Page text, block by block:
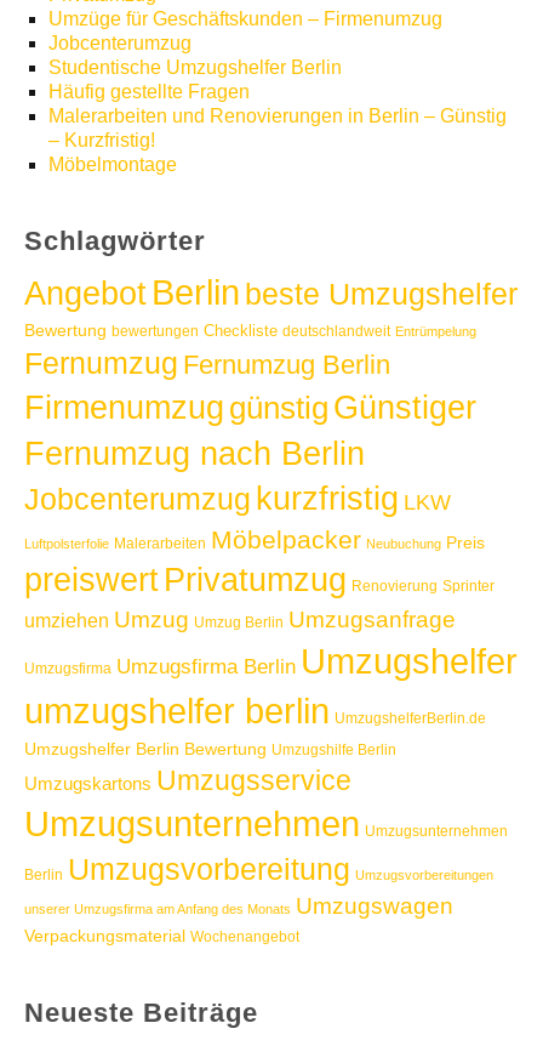
Umzüge für Geschäftskunden – Firmenumzug
Jobcenterumzug
Studentische Umzugshelfer Berlin
Häufig gestellte Fragen
Malerarbeiten und Renovierungen in Berlin – Günstig
– Kurzfristig!
Möbelmontage
Schlagwörter
AngebotBerlin beste Umzugshelfer
Bewertung bewertungen Checkliste deutschlandweit Entrümpelung
Fernumzug Fernumzug Berlin
Firmenumzug günstig Günstiger
Fernumzug nach Berlin
Jobcenterumzug kurzfristig LKW
Luftpolsterfolie Malerarbeiten Möbelpacker Neubuchung Preis
preiswert Privatumzug Renovierung Sprinter
umziehen Umzug Umzug Berlin Umzugsanfrage
Umzugsfirma Umzugsfirma Berlin Umzugshelfer
umzugshelfer berlin UmzugshelferBerlin.de
Umzugshelfer Berlin Bewertung Umzugshilfe Berlin
Umzugskartons Umzugsservice
Umzugsunternehmen Umzugsunternehmen
Berlin Umzugsvorbereitung Umzugsvorbereitungen
unserer Umzugsfirma am Anfang des Monats Umzugswagen
Verpackungsmaterial Wochenangebot
Neueste Beiträge